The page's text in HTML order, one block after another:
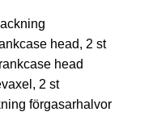
head, 2 st
head
2 st
förgasarhalvor